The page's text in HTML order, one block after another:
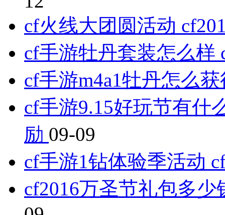
cf火线大团圆活动
cf手游牡丹套装怎么
cf手游m4a1牡丹怎么
cf手游9.15好玩节有什
励 09-09
cf手游1钻体验季活动
cf2016万圣节礼包多